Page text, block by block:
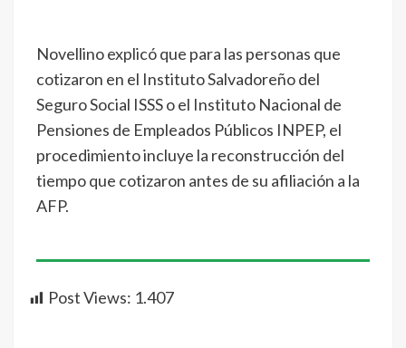
Novellino explicó que para las personas que
cotizaron en el Instituto Salvadoreño del
Seguro Social ISSS o el Instituto Nacional de
Pensiones de Empleados Públicos INPEP, el
procedimiento incluye la reconstrucción del
tiempo que cotizaron antes de su afiliación a la
AFP.
Post Views: 1.407